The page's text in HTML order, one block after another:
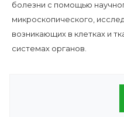
болезни с помощью
микроскопического,
возникающих в клетках и
системах органов.